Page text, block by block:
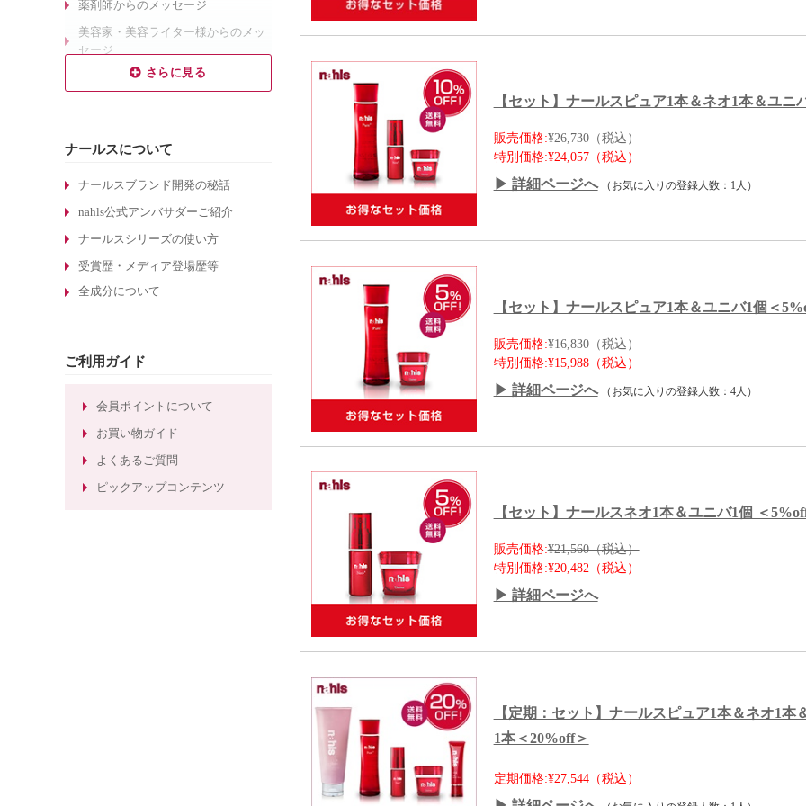
薬剤師からのメッセージ
美容家・美容ライター様からのメッ
セージ
乾燥肌対策のエイジングケア
毛穴対策のエイジングケア
くすみ対策のエイジングケア
ターンオーバーについて
酵素洗顔について
エイジングケア化粧品の選び方
敏感肌化粧品の選び方
ほうれい線対策のエイジングケア化
粧水
ナールスについて
ナールスブランド開発の秘話
nahls公式アンバサダーご紹介
ナールスシリーズの使い方
受賞歴・メディア登場歴等
全成分について
ご利用ガイド
会員ポイントについて
お買い物ガイド
よくあるご質問
ピックアップコンテンツ
【セット】ナールスピュア1本＆ネオ1本＆ユニ
販売価格:¥26,730（税込）
特別価格:¥24,057（税込）
▶ 詳細ページへ （お気に入りの登録人数：1人）
【セット】ナールスピュア1本＆ユニバ1個＜
販売価格:¥16,830（税込）
特別価格:¥15,988（税込）
▶ 詳細ページへ （お気に入りの登録人数：4人）
【セット】ナールスネオ1本＆ユニバ1個 ＜
販売価格:¥21,560（税込）
特別価格:¥20,482（税込）
▶ 詳細ページへ
【定期：セット】ナールスピュア1本＆ネオ1
1本＜20%off＞
定期価格:¥27,544（税込）